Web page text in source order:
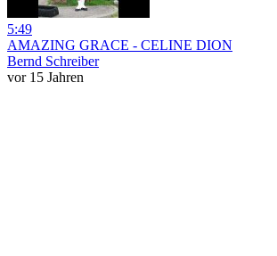
5:49
AMAZING GRACE - CELINE DION
Bernd Schreiber
vor 15 Jahren